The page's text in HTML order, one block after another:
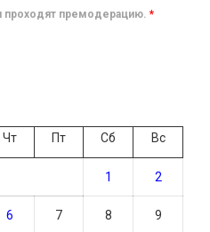
проходят премодерацию. *
Чт Пт Сб Вс
1 2
6 7 8 9